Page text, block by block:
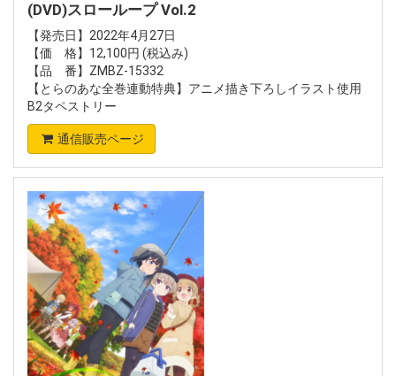
(DVD)スローループ Vol.2
【発売日】2022年4月27日
【価 格】12,100円 (税込み)
【品 番】ZMBZ-15332
【とらのあな全巻連動特典】アニメ描き下ろしイラスト使用
B2タペストリー
通信販売ページ